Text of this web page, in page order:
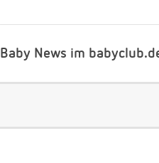
Baby News im